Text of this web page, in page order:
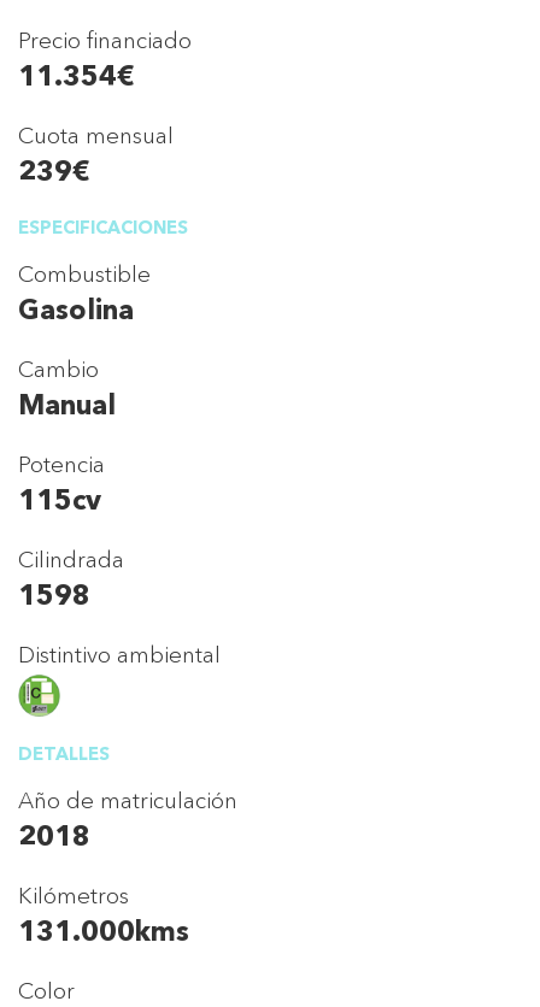
Precio financiado
11.354€
Cuota mensual
239€
ESPECIFICACIONES
Combustible
Gasolina
Cambio
Manual
Potencia
115cv
Cilindrada
1598
Distintivo ambiental
DETALLES
Año de matriculación
2018
Kilómetros
131.000kms
Color